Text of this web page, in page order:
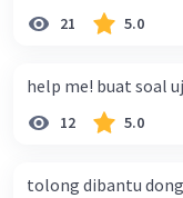
21 5.0
help me! buat soal
12 5.0
tolong dibantu